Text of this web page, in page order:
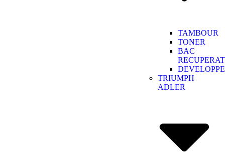
TAMBOUR
TONER
BAC
TRIUMPH
ADLER